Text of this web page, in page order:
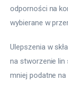
odporności na
wybierane w
Ulepszenia w
na stworzenie lin
mniej podatne